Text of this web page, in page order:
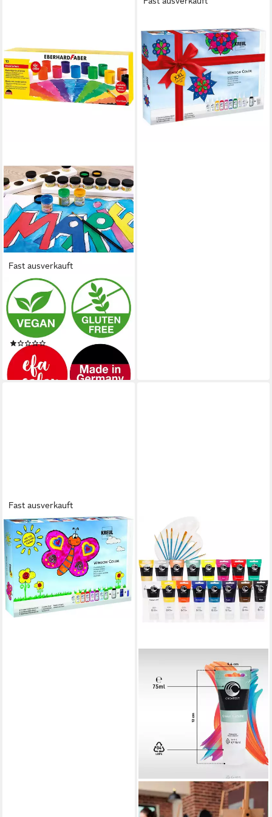
Fast ausverkauft
EBERHARD FABER
Kinderfarbe Deckfarben
Malfertig 13er Set Töpfe mit
18ml
11,79 €
lieferbar - in 3-4 Werktagen bei dir
Wasserfarbe KREUL Window
Color Set XXL 10x80ml
ab 39,49 € UVP45,99 €
-14%
lieferbar - in 4-5 Werktagen bei dir
Fast ausverkauft
KREUL
Bastelfarbe Kreul Window
Color Set mit extra viel Farbe
Set
ab 38,49 €
45,99 €
-16%
lieferbar - in 4-5 Werktagen bei dir
CREATEST
Bastelfarbe Acrylfarben-Set